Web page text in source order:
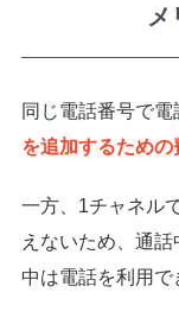
メ
同じ電話番号で電
を追加するため
一方、1チャネル
えないため、通
中は電話を利用で